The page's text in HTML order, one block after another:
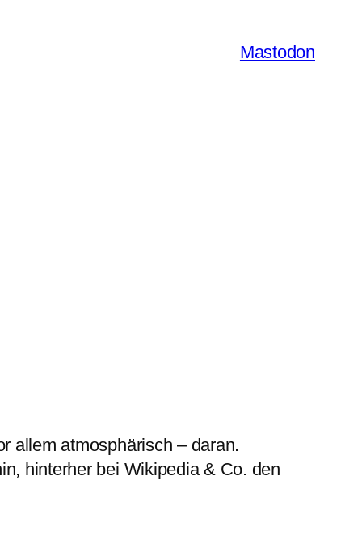
Mastodon
allem atmosphärisch – daran.
hinterher bei Wikipedia & Co. den